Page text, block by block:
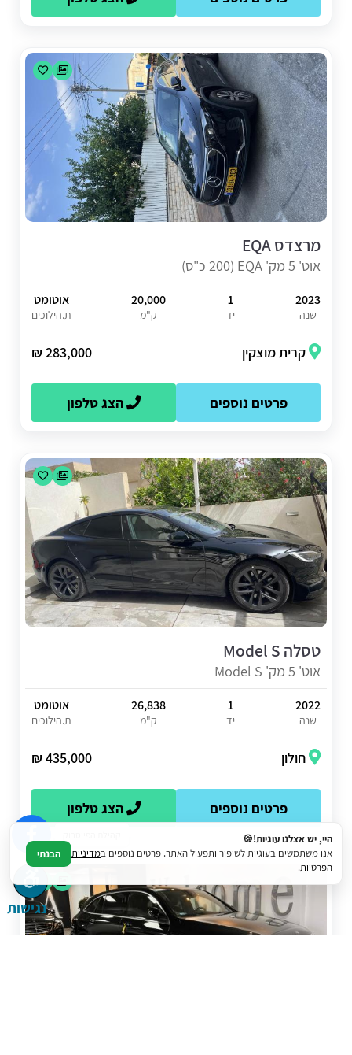
מרצדס EQA
אוט' 5 מק' EQA (200 כ"ס)
2023
שנה
1
יד
20,000
ק"מ
אוטומט
ת.הילוכים
קרית מוצקין 283,000 ₪
פרטים נוספים הצג טלפון
טסלה Model S
אוט' 5 מק' Model S
2022
שנה
1
יד
26,838
ק"מ
אוטומט
ת.הילוכים
חולון 435,000 ₪
פרטים נוספים הצג טלפון
נגישות
היי, יש אצלנו עוגיות!🍪
אנו משתמשים בעוגיות לשיפור ותפעול האתר. פרטים נוספים במדיניות
הפרטיות.
הבנתי